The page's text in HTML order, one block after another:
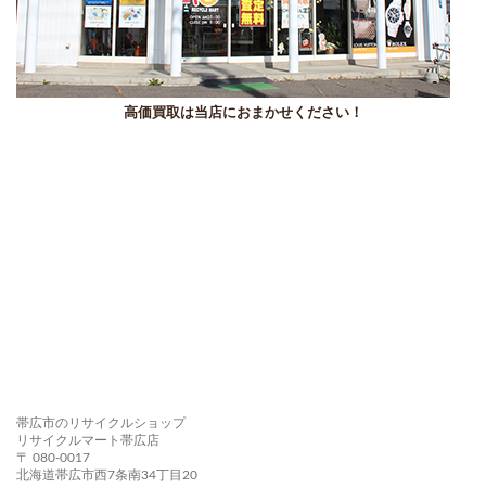
高価買取は当店におまかせください！
帯広市のリサイクルショップ
リサイクルマート帯広店
〒 080-0017
北海道帯広市西7条南34丁目20